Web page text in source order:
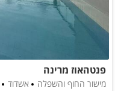
פנטהאוז מרינה
מישור החוף והשפלה אשדוד